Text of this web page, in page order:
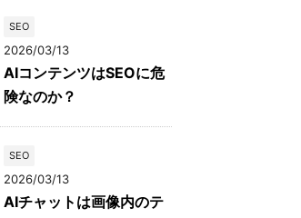
SEO
2026/03/13
AIコンテンツはSEOに危
険なのか？
SEO
2026/03/13
AIチャットは画像内のテ